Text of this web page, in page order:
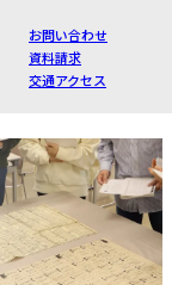
お問い合わせ
資料請求
交通アクセス